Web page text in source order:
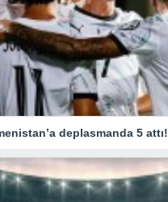
deplasmanda 5 attı!